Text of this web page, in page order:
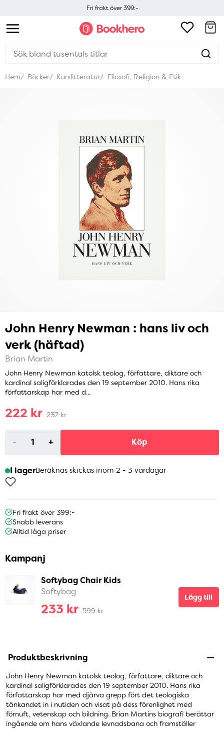
Fri frakt över 399:-
Hem Böcker Kurslitteratur Filosofi, Religion & Etik
John Henry Newman : hans liv och
verk (häftad)
Brian Martin
John Henry Newman katolsk teolog, författare, diktare och
kardinal saligförklarades den 19 september 2010. Hans rika
författarskap har med d...
222 kr 237 kr
- + Köp
I lagerBeräknas skickas inom 2 - 3 vardagar
Fri frakt över 399:-
Snabb leverans
Alltid låga priser
Kampanj
Softybag Chair Kids
Softybag
233 kr 599 kr
Lägg till
Produktbeskrivning
John Henry Newman katolsk teolog, författare, diktare och
kardinal saligförklarades den 19 september 2010. Hans rika
författarskap har med djärva grepp fört det teologiska
tänkandet in i nutiden och visat på dess förenlighet med
förnuft, vetenskap och bildning. Brian Martins biografi berättar
ingående om hans växlande levnadsbana och framställer